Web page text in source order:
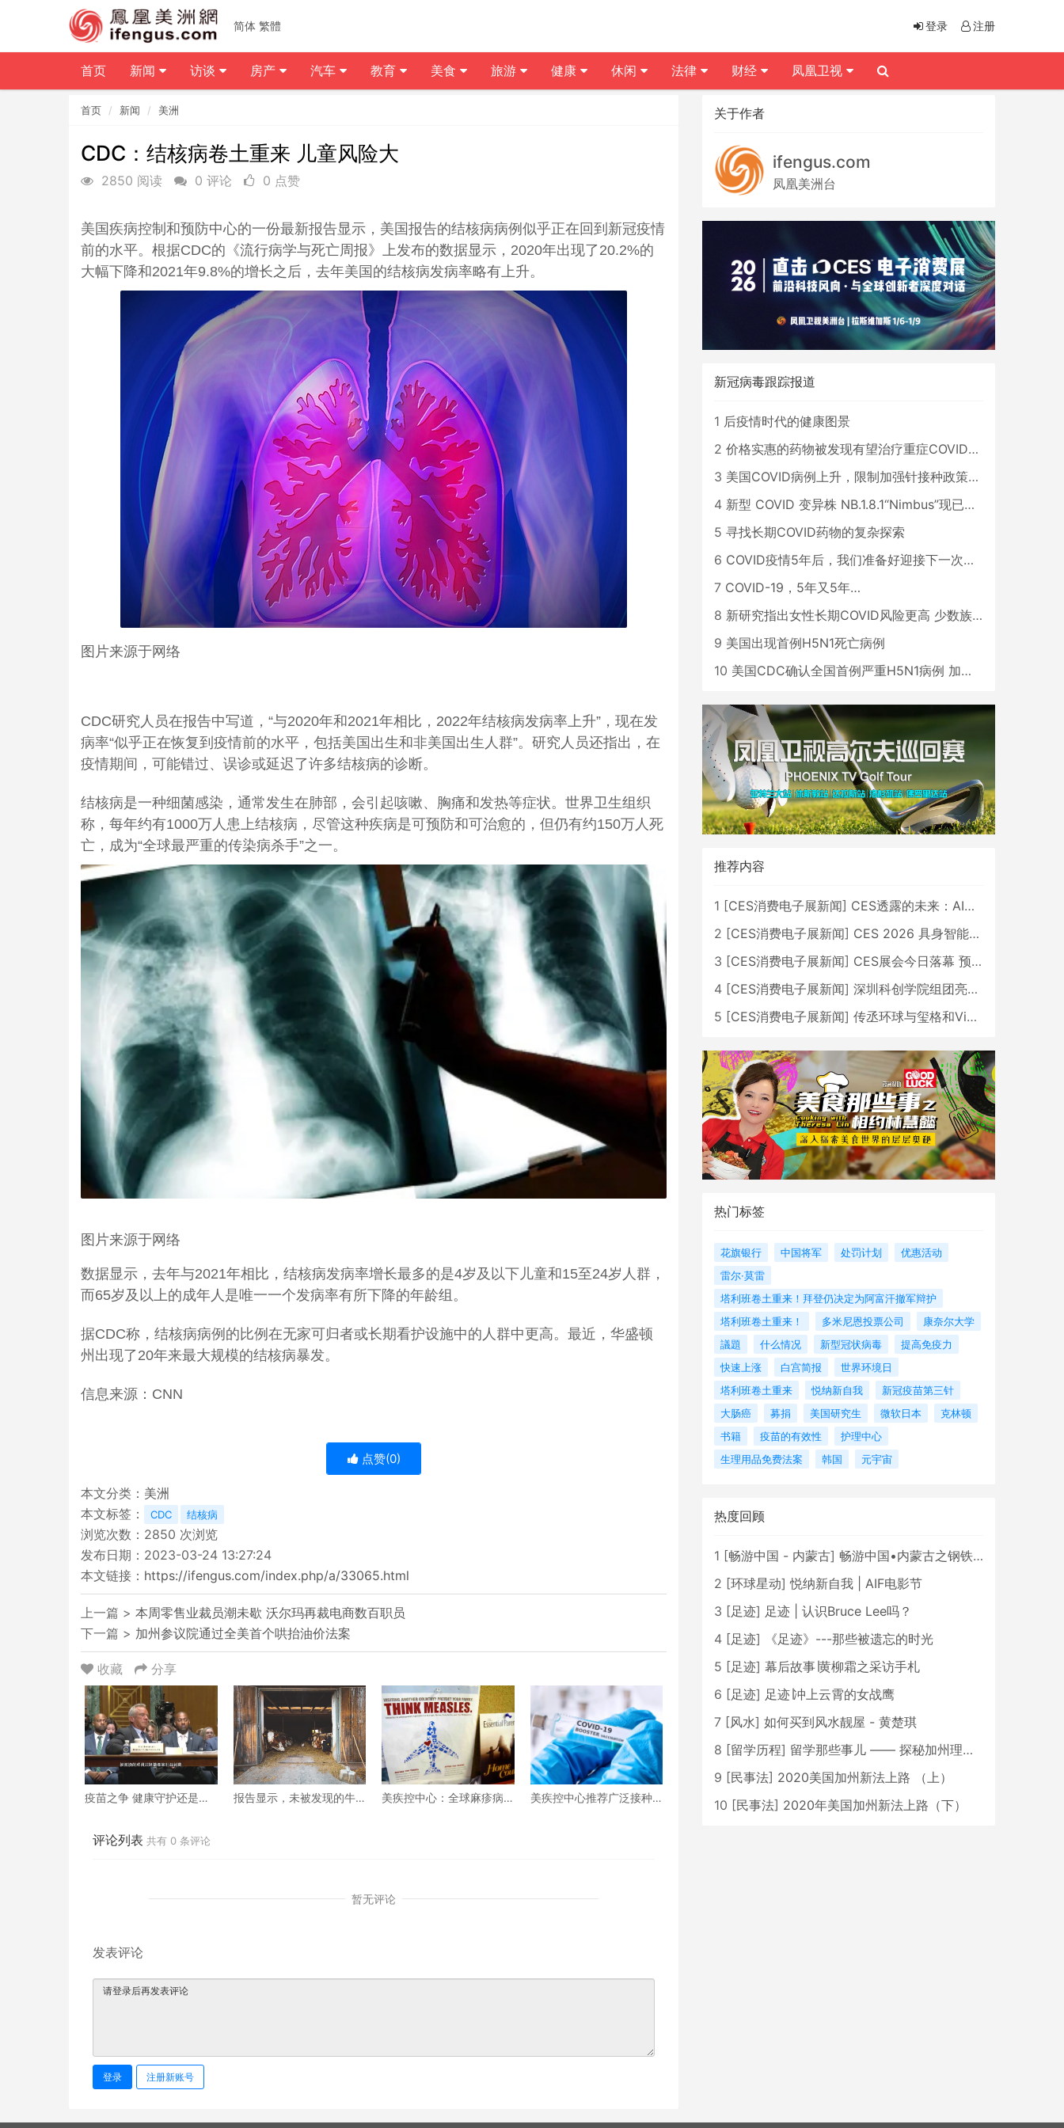
首页 新闻 美洲
CDC：结核病卷土重来 儿童风险大
2850 阅读 0 评论 0 点赞
美国疾病控制和预防中心的一份最新报告显示，美国报告的结核病病例似乎正在回到新冠疫情
前的水平。根据CDC的《流行病学与死亡周报》上发布的数据显示，2020年出现了20.2%的
大幅下降和2021年9.8%的增长之后，去年美国的结核病发病率略有上升。
图片来源于网络
CDC研究人员在报告中写道，“与2020年和2021年相比，2022年结核病发病率上升”，现在发
病率“似乎正在恢复到疫情前的水平，包括美国出生和非美国出生人群”。研究人员还指出，在
疫情期间，可能错过、误诊或延迟了许多结核病的诊断。
结核病是一种细菌感染，通常发生在肺部，会引起咳嗽、胸痛和发热等症状。世界卫生组织
称，每年约有1000万人患上结核病，尽管这种疾病是可预防和可治愈的，但仍有约150万人死
亡，成为“全球最严重的传染病杀手”之一。
图片来源于网络
数据显示，去年与2021年相比，结核病发病率增长最多的是4岁及以下儿童和15至24岁人群，
而65岁及以上的成年人是唯一一个发病率有所下降的年龄组。
据CDC称，结核病病例的比例在无家可归者或长期看护设施中的人群中更高。最近，华盛顿
州出现了20年来最大规模的结核病暴发。
信息来源：CNN
点赞(0)
本文分类： 美洲
本文标签：
CDC 结核病
浏览次数： 2850 次浏览
发布日期：2023-03-24 13:27:24
本文链接： https://ifengus.com/index.php/a/33065.html
上一篇 > 本周零售业裁员潮未歇 沃尔玛再裁电商数百职员
下一篇 > 加州参议院通过全美首个哄抬油价法案
收藏 分享
疫苗之争 健康守护还是政
报告显示，未被发现的牛
美疾控中心：全球麻疹病
美疾控中心推荐广泛接种
评论列表 共有 0 条评论
暂无评论
发表评论
登录 注册新账号
关于作者
ifengus.com
凤凰美洲台
新冠病毒跟踪报道
1 后疫情时代的健康图景
2 价格实惠的药物被发现有望治疗重症COVID患者
3 美国COVID病例上升，限制加强针接种政策即将出台
4 新型 COVID 变异株 NB.1.8.1“Nimbus”现已在美国占据主导地位
5 寻找长期COVID药物的复杂探索
6 COVID疫情5年后，我们准备好迎接下一次大流行了吗？
7 COVID-19，5年又5年…
8 新研究指出女性长期COVID风险更高 少数族裔儿童存在差异
9 美国出现首例H5N1死亡病例
10 美国CDC确认全国首例严重H5N1病例 加州进入紧急状态
推荐内容
1 [CES消费电子展新闻] CES透露的未来：AI、机器人与智能生活大爆发
2 [CES消费电子展新闻] CES 2026 具身智能与创新领域 中国公司大放异彩
3 [CES消费电子展新闻] CES展会今日落幕 预计2026行业收入将超五千亿美元
4 [CES消费电子展新闻] 深圳科创学院组团亮相CES 广受好评
5 [CES消费电子展新闻] 传丞环球与玺格和VibeLens共同推出全新耳机
热门标签
花旗银行 中国将军 处罚计划
优惠活动
雷尔·莫雷
塔利班卷土重来！拜登仍决定为阿富汗撤军辩护
塔利班卷土重来！
多米尼恩投票公司
康奈尔大学
議題
什么情况 新型冠状病毒
提高免疫力
快速上涨
白宫简报
世界环境日
塔利班卷土重来
悦纳新自我
新冠疫苗第三针
大肠癌
募捐 美国研究生 微软日本
克林顿
书籍
疫苗的有效性
护理中心
生理用品免费法案
韩国 元宇宙
热度回顾
1 [畅游中国 - 内蒙古] 畅游中国•内蒙古之钢铁骄子，魅力包头
2 [环球星动] 悦纳新自我 | AIF电影节
3 [足迹] 足迹 | 认识Bruce Lee吗？
4 [足迹]
《足迹》---那些被遗忘的时光
5 [足迹] 幕后故事∣黄柳霜之采访手札
6 [足迹] 足迹∣冲上云霄的女战鹰
7 [风水] 如何买到风水靓屋 - 黄楚琪
8 [留学历程] 留学那些事儿 —— 探秘加州理工学院Caltech博士生活 [上集]
9 [民事法] 2020美国加州新法上路 （上）
10 [民事法] 2020年美国加州新法上路（下）
简体 繁體 登录 注册
首页 新闻 访谈 房产 汽车 教育 美食 旅游 健康 休闲 法律 财经 凤凰卫视